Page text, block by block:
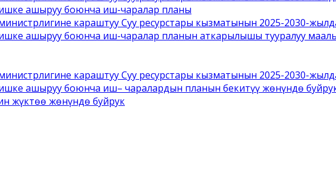
ашыруу боюнча иш-чаралар планы
караштуу Суу ресурстары кызматынын 2025-2030-
ашыруу боюнча иш-чаралар планын аткарылышы тууралуу
караштуу Суу ресурстары кызматынын 2025-2030-
ашыруу боюнча иш– чаралардын планын бекитүү жөнүндө
жүктөө жөнүндө буйрук